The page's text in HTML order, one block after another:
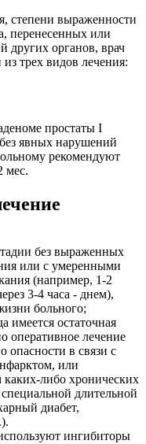
степени выраженности
перенесенных или
других органов, врач
трех видов лечения:
простаты I
явных нарушений
рекомендуют
мес.
без выраженных
или с умеренными
(например, 1-2
3-4 часа - днем),
больного;
остаточная
оперативное лечение
опасности в связи с
или
либо хронических
длительной
диабет,
ингибиторы